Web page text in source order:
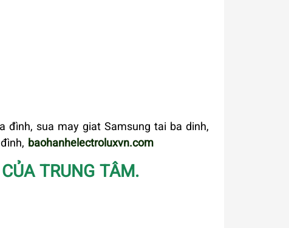
đình, sua may giat Samsung tai ba dinh,
baohanhelectroluxvn.com
TRUNG TÂM.